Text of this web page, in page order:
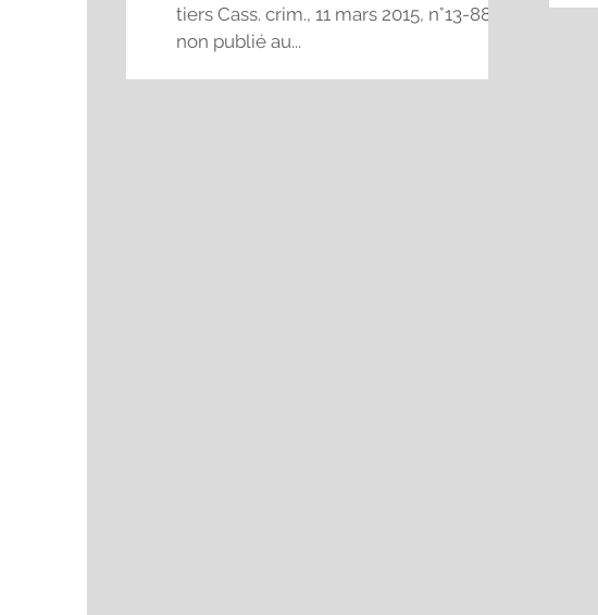
tiers Cass. crim., 11 mars 2015, n°13-88250,
non publié au...